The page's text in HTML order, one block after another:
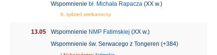
Wspomnienie bł. Michała Rapacza (XX w.)
6. tydzień wielkanocny
13.05 Wspomnienie NMP Fatimskiej (XX w.)
Wspomnienie św. Serwacego z Tongeren (+384)